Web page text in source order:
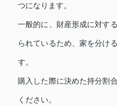
つになります。
一般的に、財産形成に対す
られているため、家を分け
す。
購入した際に決めた持分割
ください。